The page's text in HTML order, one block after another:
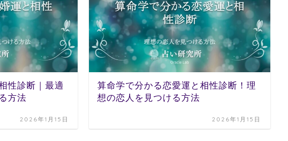
性診断｜最適
方法
2026年1月15日
算命学で分かる恋愛運と相性診断！理
想の恋人を見つける方法
2026年1月15日